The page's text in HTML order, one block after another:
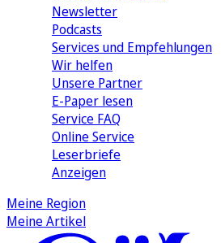
Newsletter
Podcasts
Services und Empfehlungen
Wir helfen
Unsere Partner
E-Paper lesen
Service FAQ
Online Service
Leserbriefe
Anzeigen
Meine Region
Meine Artikel